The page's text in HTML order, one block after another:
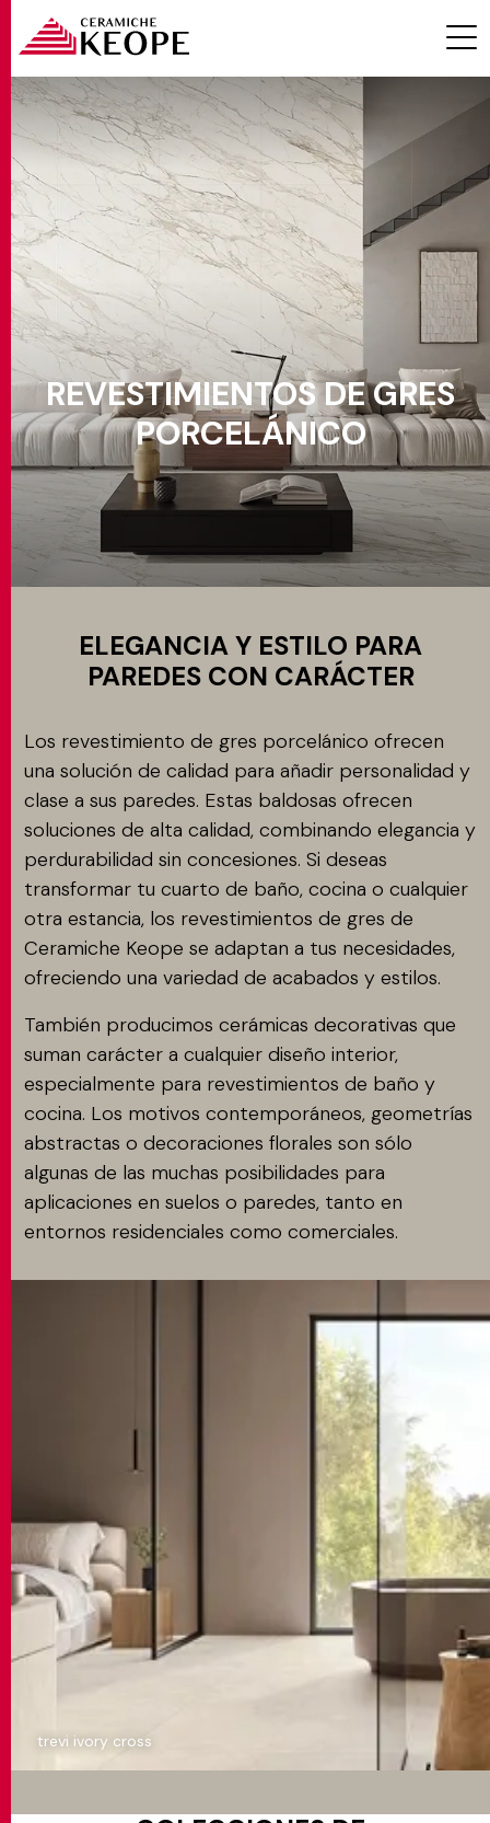
PROYECTOS
MAGAZINE
CONTACTOS
MATCH APP
BUSCAR
REVESTIMIENTOS DE GRES
PORCELÁNICO
trevi ivory cross
ELEGANCIA Y ESTILO PARA
PAREDES CON CARÁCTER
Los revestimiento de gres porcelánico ofrecen
una solución de calidad para añadir personalidad y
clase a sus paredes. Estas baldosas ofrecen
soluciones de alta calidad, combinando elegancia y
perdurabilidad sin concesiones. Si deseas
transformar tu cuarto de baño, cocina o cualquier
otra estancia, los revestimientos de gres de
Ceramiche Keope se adaptan a tus necesidades,
ofreciendo una variedad de acabados y estilos.
También producimos cerámicas decorativas que
suman carácter a cualquier diseño interior,
especialmente para revestimientos de baño y
cocina. Los motivos contemporáneos, geometrías
abstractas o decoraciones florales son sólo
algunas de las muchas posibilidades para
aplicaciones en suelos o paredes, tanto en
entornos residenciales como comerciales.
Efecto
Ambiente
Color
Formatos
Espesores
Aplicacione
Revestimientos